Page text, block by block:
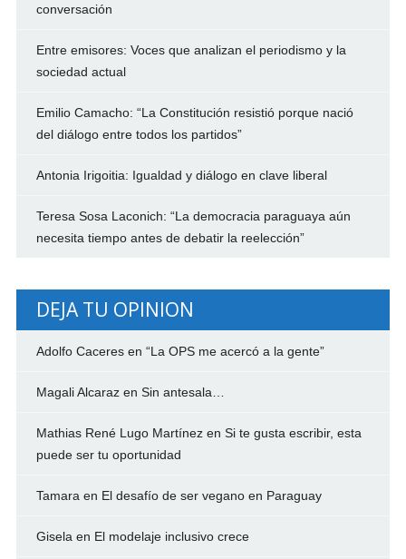
conversación
Entre emisores: Voces que analizan el periodismo y la
sociedad actual
Emilio Camacho: “La Constitución resistió porque nació
del diálogo entre todos los partidos”
Antonia Irigoitia: Igualdad y diálogo en clave liberal
Teresa Sosa Laconich: “La democracia paraguaya aún
necesita tiempo antes de debatir la reelección”
DEJA TU OPINION
Adolfo Caceresen “La OPS me acercó a la gente”
Magali Alcarazen Sin antesala…
Mathias René Lugo Martínezen Si te gusta escribir, esta
puede ser tu oportunidad
Tamara en El desafío de ser vegano en Paraguay
Gisela en El modelaje inclusivo crece